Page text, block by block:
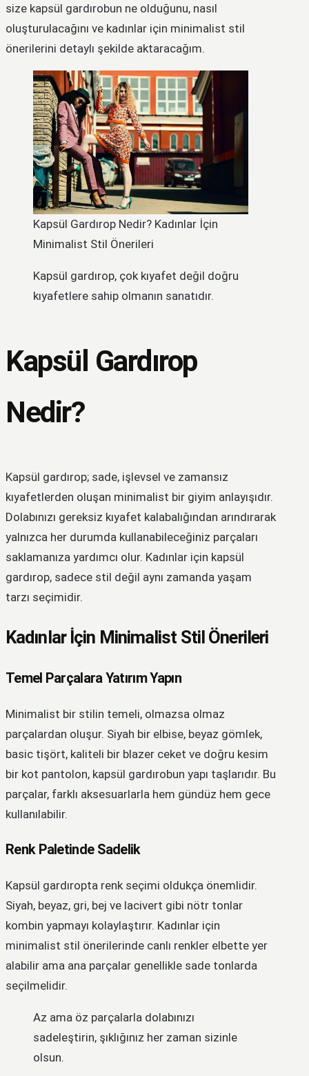
size kapsül gardırobun ne olduğunu, nasıl
oluşturulacağını ve kadınlar için minimalist stil
önerilerini detaylı şekilde aktaracağım.
Kapsül Gardırop Nedir? Kadınlar İçin
Minimalist Stil Önerileri
Kapsül gardırop, çok kıyafet değil doğru
kıyafetlere sahip olmanın sanatıdır.
Kapsül Gardırop
Nedir?
Kapsül gardırop; sade, işlevsel ve zamansız
kıyafetlerden oluşan minimalist bir giyim anlayışıdır.
Dolabınızı gereksiz kıyafet kalabalığından arındırarak
yalnızca her durumda kullanabileceğiniz parçaları
saklamanıza yardımcı olur. Kadınlar için kapsül
gardırop, sadece stil değil aynı zamanda yaşam
tarzı seçimidir.
Kadınlar İçin Minimalist Stil Önerileri
Temel Parçalara Yatırım Yapın
Minimalist bir stilin temeli, olmazsa olmaz
parçalardan oluşur. Siyah bir elbise, beyaz gömlek,
basic tişört, kaliteli bir blazer ceket ve doğru kesim
bir kot pantolon, kapsül gardırobun yapı taşlarıdır. Bu
parçalar, farklı aksesuarlarla hem gündüz hem gece
kullanılabilir.
Renk Paletinde Sadelik
Kapsül gardıropta renk seçimi oldukça önemlidir.
Siyah, beyaz, gri, bej ve lacivert gibi nötr tonlar
kombin yapmayı kolaylaştırır. Kadınlar için
minimalist stil önerilerinde canlı renkler elbette yer
alabilir ama ana parçalar genellikle sade tonlarda
seçilmelidir.
Az ama öz parçalarla dolabınızı
sadeleştirin, şıklığınız her zaman sizinle
olsun.